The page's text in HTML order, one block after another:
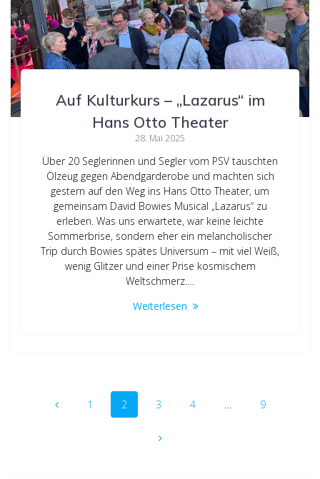
Auf Kulturkurs – „Lazarus“ im
Hans Otto Theater
28. Mai 2025
Über 20 Seglerinnen und Segler vom PSV tauschten
Ölzeug gegen Abendgarderobe und machten sich
gestern auf den Weg ins Hans Otto Theater, um
gemeinsam David Bowies Musical „Lazarus“ zu
erleben. Was uns erwartete, war keine leichte
Sommerbrise, sondern eher ein melancholischer
Trip durch Bowies spätes Universum – mit viel Weiß,
wenig Glitzer und einer Prise kosmischem
Weltschmerz.…
Weiterlesen
Beitragsnavigation
Seite
1 Seite
2 Seite
3 Seite
4 … Seite
9